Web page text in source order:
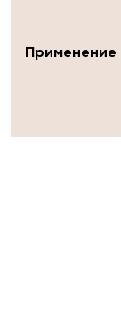
Применение